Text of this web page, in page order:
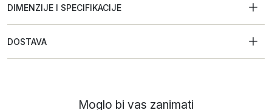
DIMENZIJE I SPECIFIKACIJE
DOSTAVA
Moglo bi vas zanimati